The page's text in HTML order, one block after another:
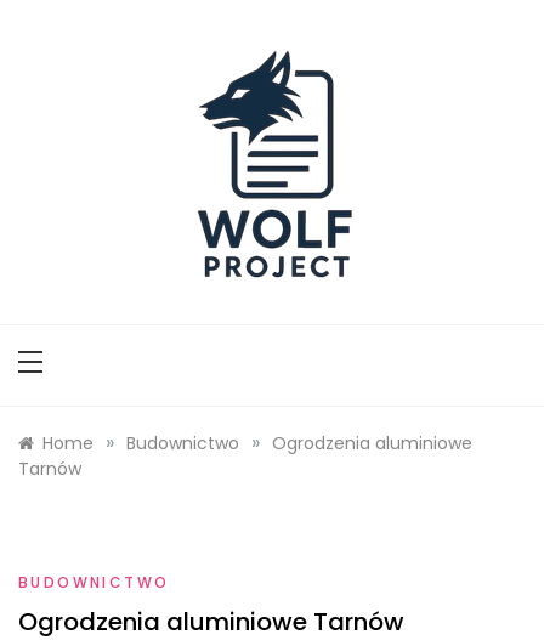
Home » Budownictwo » Ogrodzenia aluminiowe
Tarnów
BUDOWNICTWO
Ogrodzenia aluminiowe Tarnów